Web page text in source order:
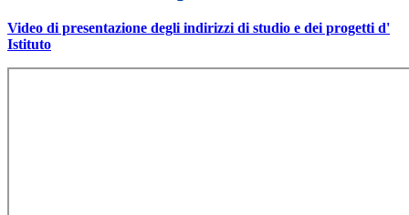
Video di presentazione degli indirizzi di studio e dei progetti d'
Istituto